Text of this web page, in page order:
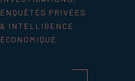
ENQUÊTES PRIVÉES
& INTELLIGENCE
ÉCONOMIQUE